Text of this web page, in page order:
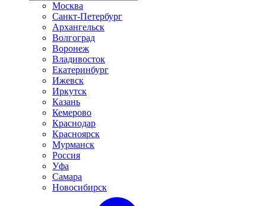
Москва
Санкт-Петербург
Архангельск
Волгоград
Воронеж
Владивосток
Екатеринбург
Ижевск
Иркутск
Казань
Кемерово
Краснодар
Красноярск
Мурманск
Россия
Уфа
Самара
Новосибирск